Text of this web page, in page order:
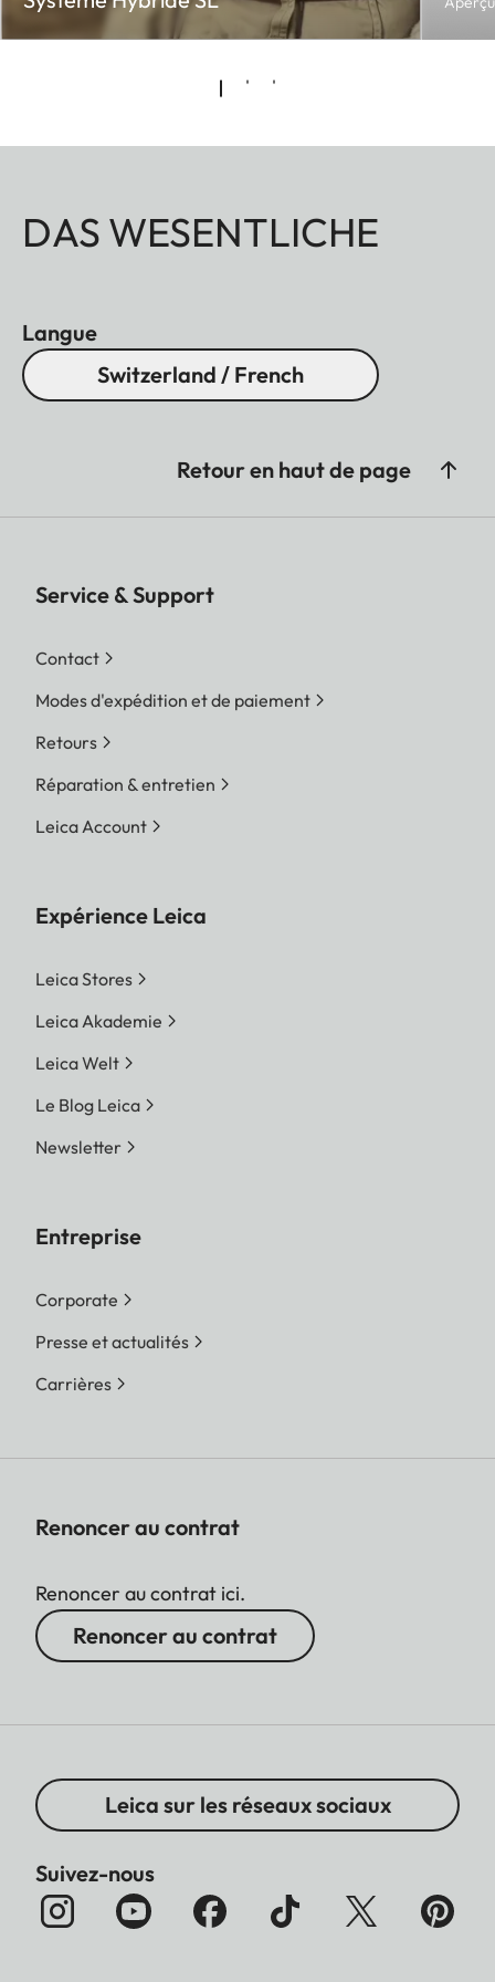
DAS WESENTLICHE
Langue
Switzerland / French
Retour en haut de page
Service & Support
Contact
Modes d'expédition et de paiement
Retours
Réparation & entretien
Leica Account
Expérience Leica
Leica Stores
Leica Akademie
Leica Welt
Le Blog Leica
Newsletter
Entreprise
Corporate
Presse et actualités
Carrières
Renoncer au contrat
Renoncer au contrat ici.
Renoncer au contrat
Leica sur les réseaux sociaux
Suivez-nous